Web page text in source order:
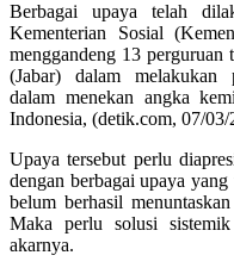
Berbagai upaya telah
Kementerian Sosial
menggandeng 13
(Jabar) dalam melakukan
dalam menekan angka
Indonesia, (detik.com, 07/03/
Upaya tersebut perlu
dengan berbagai upaya
belum berhasil
Maka perlu solusi
akarnya.